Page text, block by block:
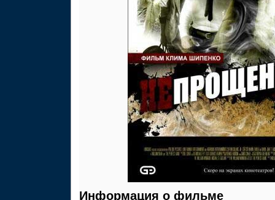
Информация о фильме